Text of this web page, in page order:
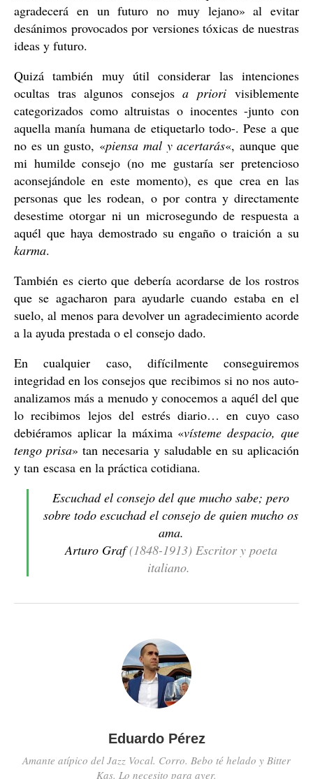
agradecerá en un futuro no muy lejano» al evitar
desánimos provocados por versiones tóxicas de nuestras
ideas y futuro.
Quizá también muy útil considerar las intenciones
ocultas tras algunos consejos a priori visiblemente
categorizados como altruistas o inocentes -junto con
aquella manía humana de etiquetarlo todo-. Pese a que
no es un gusto, «piensa mal y acertarás«, aunque que
mi humilde consejo (no me gustaría ser pretencioso
aconsejándole en este momento), es que crea en las
personas que les rodean, o por contra y directamente
desestime otorgar ni un microsegundo de respuesta a
aquél que haya demostrado su engaño o traición a su
karma.
También es cierto que debería acordarse de los rostros
que se agacharon para ayudarle cuando estaba en el
suelo, al menos para devolver un agradecimiento acorde
a la ayuda prestada o el consejo dado.
En cualquier caso, difícilmente conseguiremos
integridad en los consejos que recibimos si no nos auto-
analizamos más a menudo y conocemos a aquél del que
lo recibimos lejos del estrés diario… en cuyo caso
debiéramos aplicar la máxima «vísteme despacio, que
tengo prisa» tan necesaria y saludable en su aplicación
y tan escasa en la práctica cotidiana.
Escuchad el consejo del que mucho sabe; pero
sobre todo escuchad el consejo de quien mucho os
ama.
Arturo Graf(1848-1913) Escritor y poeta
italiano.
Eduardo Pérez
Amante atípico del Jazz Vocal. Corro. Bebo té helado y Bitter
Kas. Lo necesito para ayer.